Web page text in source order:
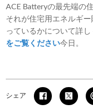
ACE Batteryの最先端の
それが住宅用エネルギ
っているかについて詳し
をご覧ください今日。
シェア